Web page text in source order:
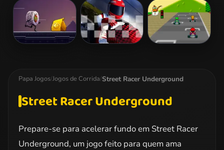
Drift Racers Shift to Drift Drift Cup
Racing
Papa Jogos/Jogos de Corrida/Street Racer Underground
Street Racer Underground
Prepare-se para acelerar fundo em Street Racer
Underground, um jogo feito para quem ama